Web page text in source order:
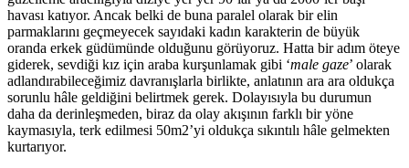
havası katıyor. Ancak belki de buna paralel olarak bir elin
parmaklarını geçmeyecek sayıdaki kadın karakterin de büyük
oranda erkek güdümünde olduğunu görüyoruz. Hatta bir adım öteye
giderek, sevdiği kız için araba kurşunlamak gibi ‘male gaze’ olarak
adlandırabileceğimiz davranışlarla birlikte, anlatının ara ara oldukça
sorunlu hâle geldiğini belirtmek gerek. Dolayısıyla bu durumun
daha da derinleşmeden, biraz da olay akışının farklı bir yöne
kaymasıyla, terk edilmesi 50m2’yi oldukça sıkıntılı hâle gelmekten
kurtarıyor.